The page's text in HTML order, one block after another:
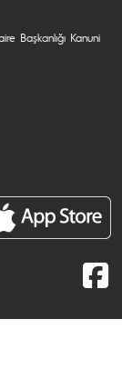
Başkanlığı Kanuni